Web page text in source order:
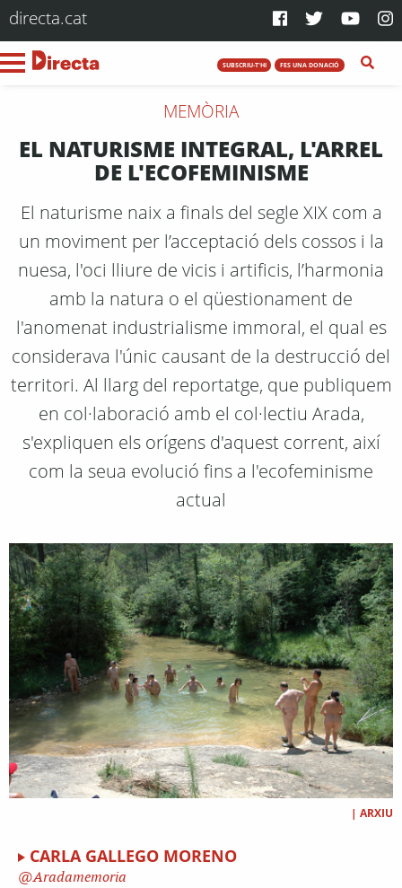
directa.cat
SUBSCRIU-T'HI FES UNA DONACIÓ
MEMÒRIA
EL NATURISME INTEGRAL, L'ARREL
DE L'ECOFEMINISME
El naturisme naix a finals del segle XIX com a
un moviment per l’acceptació dels cossos i la
nuesa, l'oci lliure de vicis i artificis, l’harmonia
amb la natura o el qüestionament de
l'anomenat industrialisme immoral, el qual es
considerava l'únic causant de la destrucció del
territori. Al llarg del reportatge, que publiquem
en col·laboració amb el col·lectiu Arada,
s'expliquen els orígens d'aquest corrent, així
com la seua evolució fins a l'ecofeminisme
actual
| ARXIU
CARLA GALLEGO MORENO
Aradamemoria